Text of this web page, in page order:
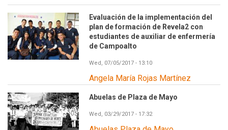
Evaluación de la implementación del
plan de formación de Revela2 con
estudiantes de auxiliar de enfermería
de Campoalto
Wed, 07/05/2017 - 13:10
Angela María Rojas Martínez
Abuelas de Plaza de Mayo
Wed, 03/29/2017 - 17:32